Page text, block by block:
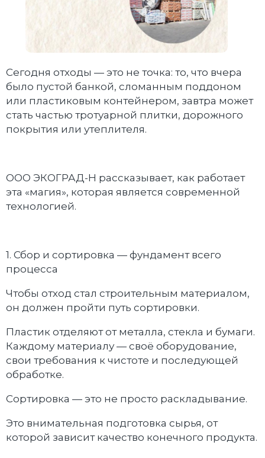
Сегодня отходы — это не точка: то, что вчера
было пустой банкой, сломанным поддоном
или пластиковым контейнером, завтра может
стать частью тротуарной плитки, дорожного
покрытия или утеплителя.
ООО ЭКОГРАД-Н рассказывает, как работает
эта «магия», которая является современной
технологией.
1. Сбор и сортировка — фундамент всего
процесса
Чтобы отход стал строительным материалом,
он должен пройти путь сортировки.
Пластик отделяют от металла, стекла и бумаги.
Каждому материалу — своё оборудование,
свои требования к чистоте и последующей
обработке.
Сортировка — это не просто раскладывание.
Это внимательная подготовка сырья, от
которой зависит качество конечного продукта.